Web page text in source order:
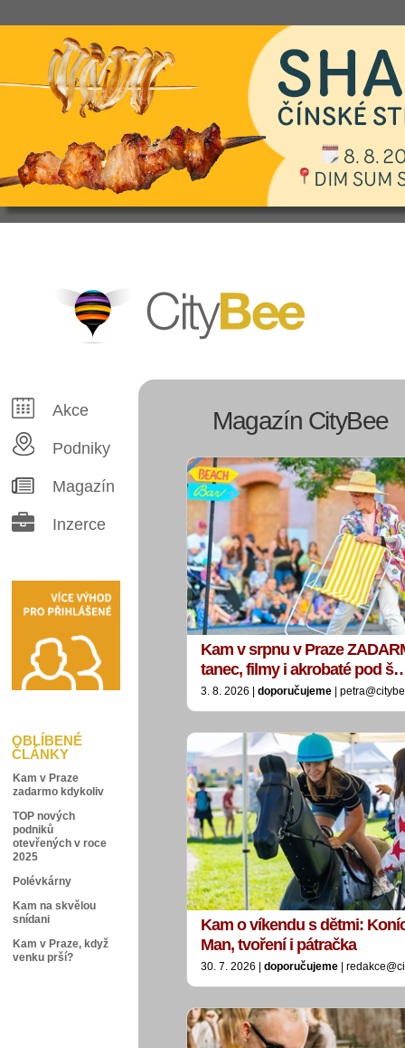
CityBee
Akce
Podniky
Magazín
Inzerce
OBLÍBENÉ
ČLÁNKY
Kam v Praze
zadarmo kdykoliv
TOP nových
podniků
otevřených v roce
2025
Polévkárny
Kam na skvělou
snídani
Kam v Praze, když
venku prší?
Magazín CityBee
Kam v srpnu v Praze
tanec, filmy i akrobaté pod
3. 8. 2026 | doporučujeme |
Kam o víkendu s dětmi:
Man, tvoření i pátračka
30. 7. 2026 | doporučujeme |